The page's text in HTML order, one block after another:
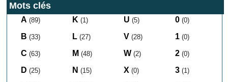
Mots clés
A (89)
B (33)
C (63)
D (25)
K (1)
L (27)
M (48)
N (15)
U (5)
V (28)
W (2)
X (0)
0 (0)
1 (0)
2 (0)
3 (1)